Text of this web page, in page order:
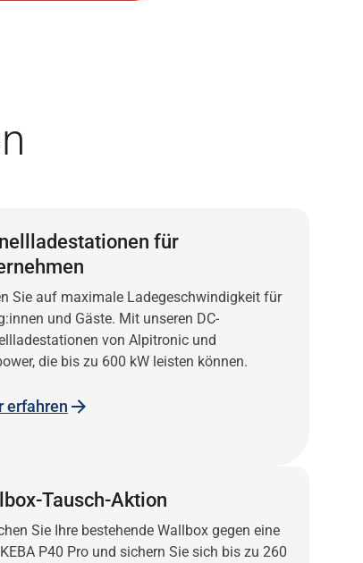
für
Sie auf maximale Ladegeschwindigkeit für
und Gäste. Mit unseren DC-
von Alpitronic und
die bis zu 600 kW leisten können.
erfahren
Tausch-Aktion
Sie Ihre bestehende Wallbox gegen eine
P40 Pro und sichern Sie sich bis zu 260